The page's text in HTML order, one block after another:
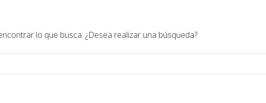
lo que busca. ¿Desea realizar una búsqueda?